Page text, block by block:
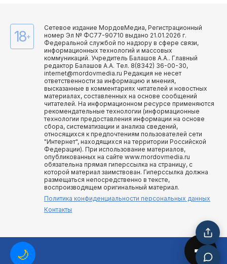
18+
Сетевое издание МордовМедиа, Регистрационный
номер Эл № ФС77-90710 выдано 21.01.2026 г.
Федеральной службой по надзору в сфере связи,
информационных технологий и массовых
коммуникаций. Учредитель Балашов А.А.. Главный
редактор Балашов А.А. Тел. 8(8342) 36-00-30,
internet@mordovmedia.ru Редакция не несет
ответственности за информацию и мнения,
высказанные в комментариях читателей и новостных
материалах, составленных на основе сообщений
читателей. На информационном ресурсе применяются
рекомендательные технологии (информационные
технологии предоставления информации на основе
сбора, систематизации и анализа сведений,
относящихся к предпочтениям пользователей сети
"Интернет", находящихся на территории Российской
Федерации). При использование материалов,
опубликованных на сайте www.mordovmedia.ru
обязательна прямая гиперссылка на страницу, с
которой материал заимствован. Гиперссылка должна
размещаться непосредственно в тексте,
воспроизводящем оригинальный материал.
Политика конфиденциальности персональных данных
Контакты
🌙